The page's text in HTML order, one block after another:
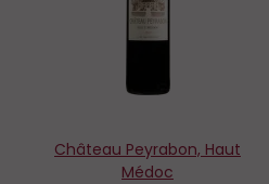
Château Peyrabon, Haut
Médoc